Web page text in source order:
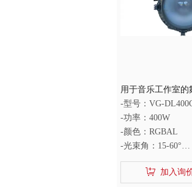
用于音乐工作室的
LED 菲涅尔灯
-型号：VG-
-功率：400W
-颜色：RGBAL
-光束角：15-60°
-显色指数：92+
加入询